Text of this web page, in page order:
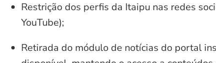
Restrição dos perfis da Itaipu nas redes
YouTube);
Retirada do módulo de notícias do portal